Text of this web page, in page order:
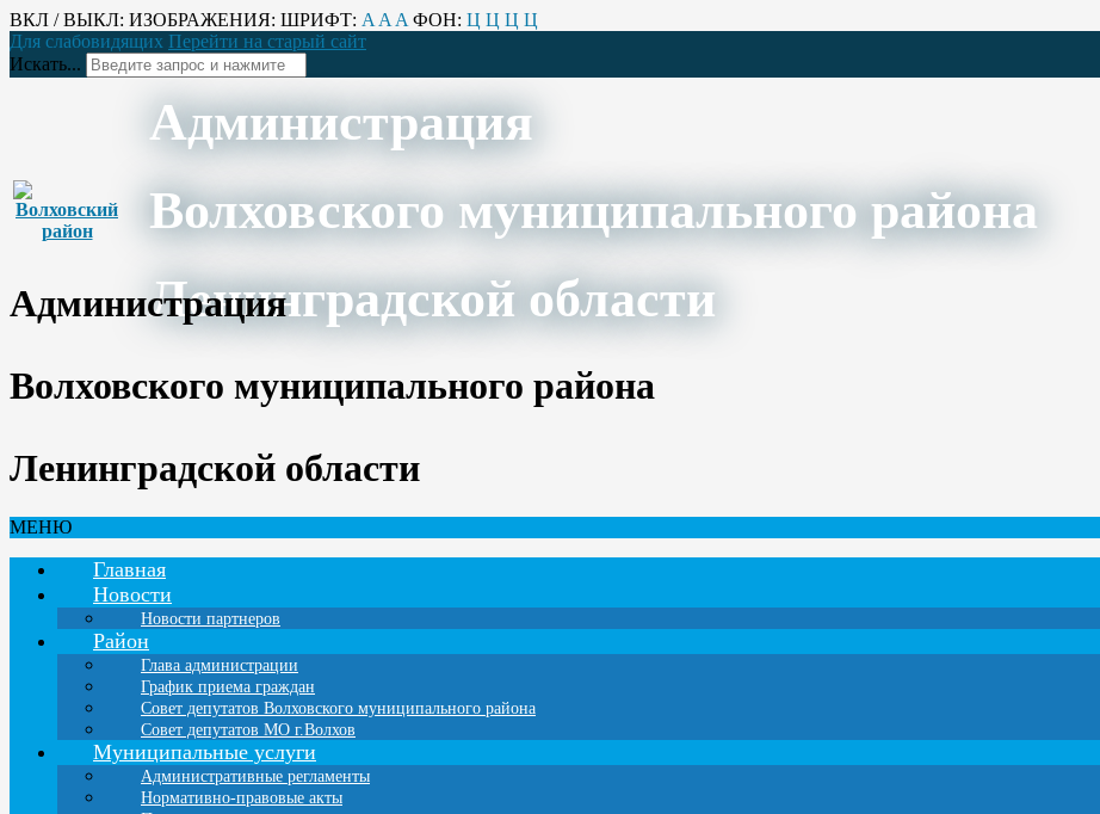
ВКЛ / ВЫКЛ: ИЗОБРАЖЕНИЯ: ШРИФТ: A A A ФОН: Ц Ц Ц Ц
Для слабовидящих Перейти на старый сайт
Искать...
Администрация
Волховского муниципального района
Ленинградской области
Администрация
Волховского муниципального района
Ленинградской области
МЕНЮ
Главная
Новости
Новости партнеров
Район
Глава администрации
График приема граждан
Совет депутатов Волховского муниципального района
Совет депутатов МО г.Волхов
Муниципальные услуги
Административные регламенты
Нормативно-правовые акты